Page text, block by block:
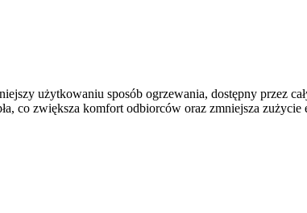
użytkowaniu sposób ogrzewania, dostępny przez
co zwiększa komfort odbiorców oraz zmniejsza